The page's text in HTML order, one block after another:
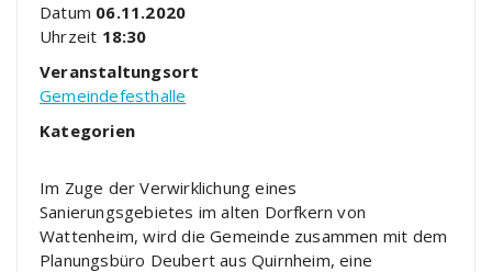
Datum 06.11.2020
Uhrzeit 18:30
Veranstaltungsort
Gemeindefesthalle
Kategorien
Im Zuge der Verwirklichung eines
Sanierungsgebietes im alten Dorfkern von
Wattenheim, wird die Gemeinde zusammen mit dem
Planungsbüro Deubert aus Quirnheim, eine